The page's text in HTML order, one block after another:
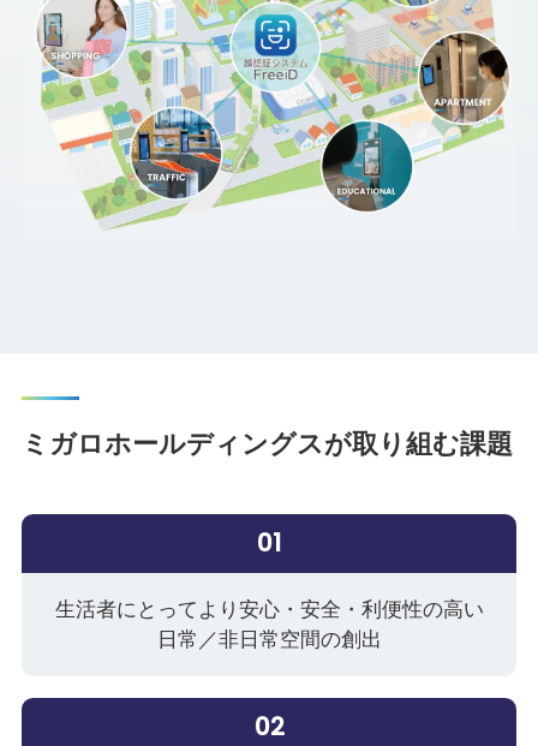
ミガロホールディングスが取り組む課題
01
生活者にとってより安心・安全・利便性の高い
日常／非日常空間の創出
02